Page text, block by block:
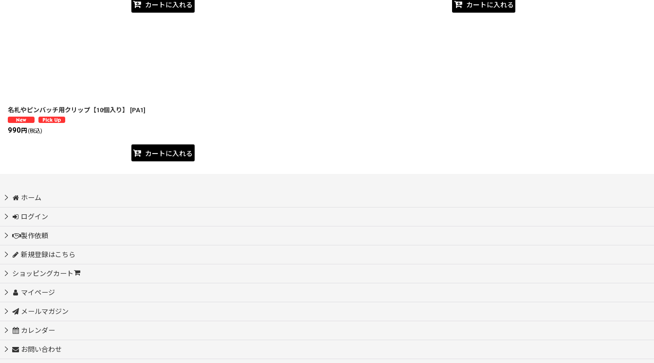
カートに入れる カートに入れる
名札やピンバッチ用クリップ【10個入り】 [PA1]
990円 (税込)
カートに入れる
ホーム
ログイン
製作依頼
新規登録はこちら
ショッピングカート
マイページ
メールマガジン
カレンダー
お問い合わせ